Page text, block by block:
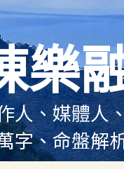
樂
人、媒體人
字、命盤解